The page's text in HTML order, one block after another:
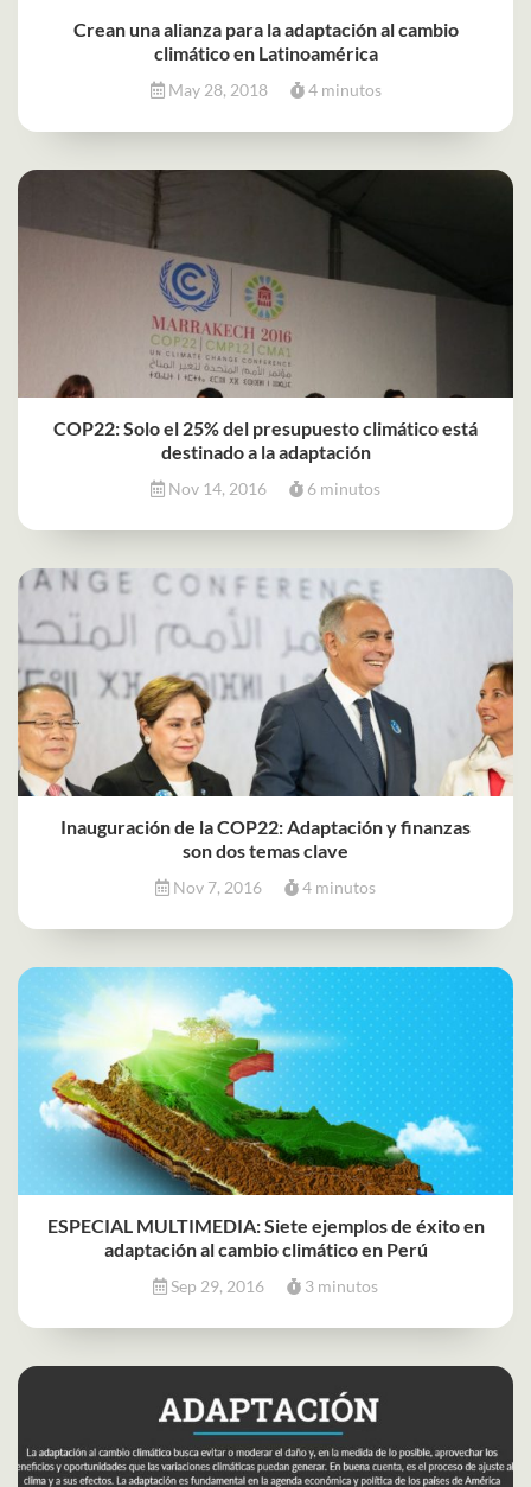
Crean una alianza para la adaptación al cambio
climático en Latinoamérica
May 28, 2018 4 minutos
COP22: Solo el 25% del presupuesto climático está
destinado a la adaptación
Nov 14, 2016 6 minutos
Inauguración de la COP22: Adaptación y finanzas
son dos temas clave
Nov 7, 2016 4 minutos
ESPECIAL MULTIMEDIA: Siete ejemplos de éxito en
adaptación al cambio climático en Perú
Sep 29, 2016 3 minutos